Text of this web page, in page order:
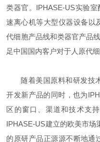
类器官。IPHASE-US实验
速离心机等大型仪器设备以
代细胞产品线和类器官产品
足中国国内客户对于人原代
随着美国原料和研发技
开发新产品的同时，也为
区的窗口、渠道和技术支
IPHASE-US建立的欧美市场
的原研产品正源源不断地通